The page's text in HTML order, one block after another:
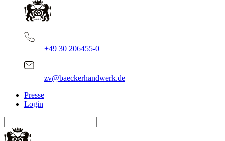
+49 30 206455-0
zv@baeckerhandwerk.de
Presse
Login